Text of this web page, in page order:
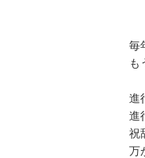
毎
も
進
進
祝
万